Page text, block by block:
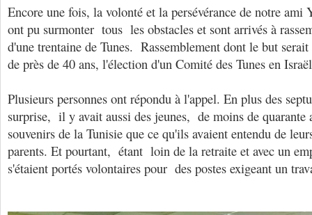
Encore une fois, la volonté et la persévérance de notre ami
ont pu surmonter tous les obstacles et sont arrivés à
d'une trentaine de Tunes. Rassemblement dont le but
de près de 40 ans, l'élection d'un Comité des Tunes en
Plusieurs personnes ont répondu à l'appel. En plus des
surprise, il y avait aussi des jeunes, de moins de quarante
souvenirs de la Tunisie que ce qu'ils avaient entendu de
parents. Et pourtant, étant loin de la retraite et avec un
s'étaient portés volontaires pour des postes exigeant un